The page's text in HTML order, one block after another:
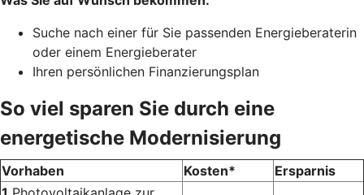
Suche nach einer für Sie passenden Energieberaterin
oder einem Energieberater
Ihren persönlichen Finanzierungsplan
So viel sparen Sie durch eine
energetische Modernisierung
Vorhaben Kosten*
Ersparnis